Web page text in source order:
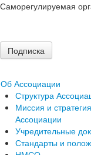
Саморегулируемая
Подписка
Об Ассоциации
Структура
Миссия и стратегия
Ассоциации
Учредительные
Стандарты и